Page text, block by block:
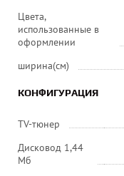
Цвета,
использованные в
оформлении
ширина(см)
КОНФИГУРАЦИЯ
TV-тюнер
Дисковод 1,44
Мб